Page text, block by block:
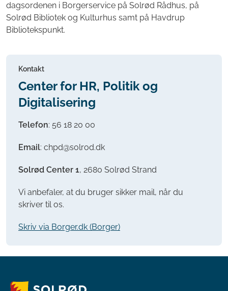
dagsordenen i Borgerservice på Solrød Rådhus, på
Solrød Bibliotek og Kulturhus samt på Havdrup
Bibliotekspunkt.
Kontakt
Center for HR, Politik og
Digitalisering
Telefon: 56 18 20 00
Email: chpd@solrod.dk
Solrød Center 1, 2680 Solrød Strand
Vi anbefaler, at du bruger sikker mail, når du
skriver til os.
Skriv via Borger.dk (Borger)